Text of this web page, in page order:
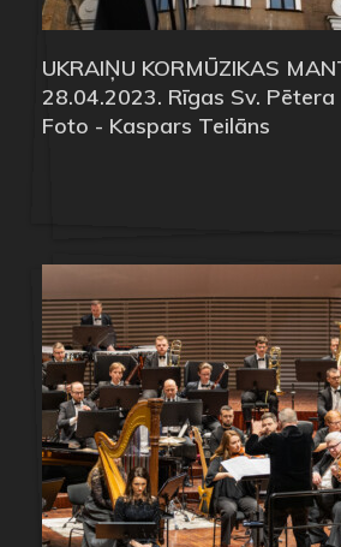
UKRAIŅU KORMŪZIKAS
28.04.2023. Rīgas Sv.
Foto - Kaspars Teilāns